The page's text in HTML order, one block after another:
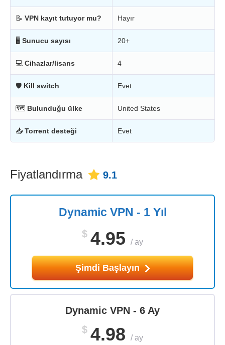
📝 VPN kayıt tutuyor mu? Hayır
🖥 Sunucu sayısı 20+
💻 Cihazlar/lisans 4
🛡 Kill switch Evet
🗺 Bulunduğu ülke United States
📥 Torrent desteği Evet
Fiyatlandırma 9.1
Dynamic VPN - 1 Yıl
$ 4.95 /ay
Şimdi Başlayın
Dynamic VPN - 6 Ay
$ 4.98 /ay